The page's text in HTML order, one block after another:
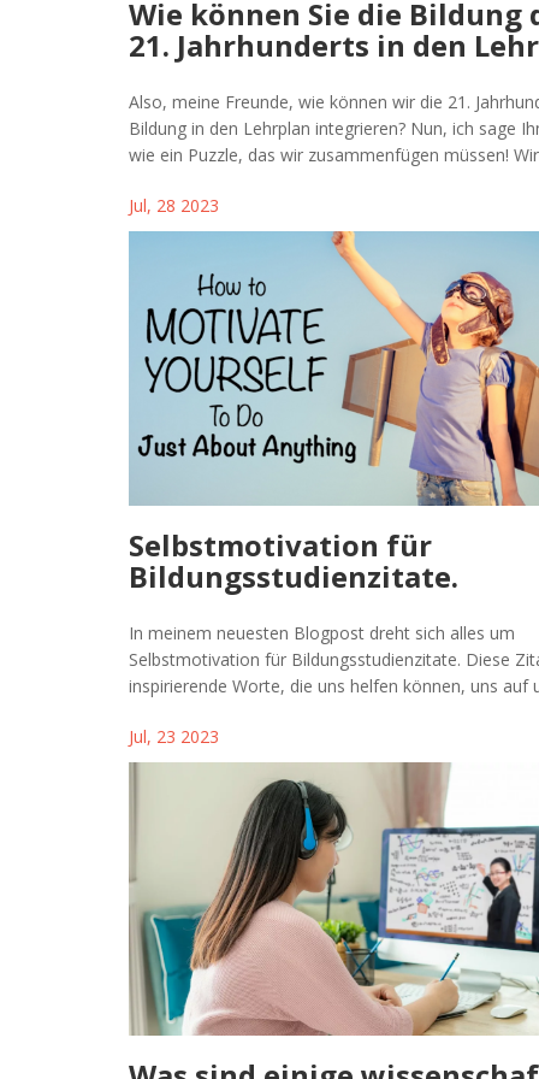
Wie können Sie die Bildung
21. Jahrhunderts in den
integrieren?
Also, meine Freunde, wie können wir die 21.
Bildung in den Lehrplan integrieren? Nun, ich sage
wie ein Puzzle, das wir zusammenfügen müssen! Wir
globaler Kommunikation. Stellen Sie sich das vor:
mit atemberaubenden Technologien aufwachsen,
20 Jahren noch wie Science-Fiction vorkamen! Es ist
aufregender Gedanke und mit einer Prise Humor und
Lächeln können wir diesen Prozess definitiv genießen.
Jul, 28 2023
Selbstmotivation für
Bildungsstudienzitate.
In meinem neuesten Blogpost dreht sich alles um
Selbstmotivation für Bildungsstudienzitate. Diese
inspirierende Worte, die uns helfen können, uns auf
können uns auch dazu ermutigen, über das hinaus zu
was wir für möglich halten und unsere Perspektiven
erweitern. Es ist faszinierend zu sehen, wie kraftvoll
sein können, um Motivation und Ausdauer zu
Sie dran, um mehr über diese fesselnden und
Zitate zu erfahren.
Jul, 23 2023